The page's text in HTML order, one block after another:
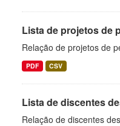
Lista de projetos de
Relação de projetos de
PDF CSV
Lista de discentes
Relação de discentes